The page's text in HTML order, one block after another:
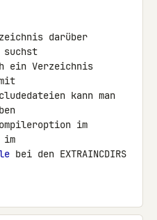
darüber
suchst
ein Verzeichnis
kann man
im
im
bei den EXTRAINCDIRS